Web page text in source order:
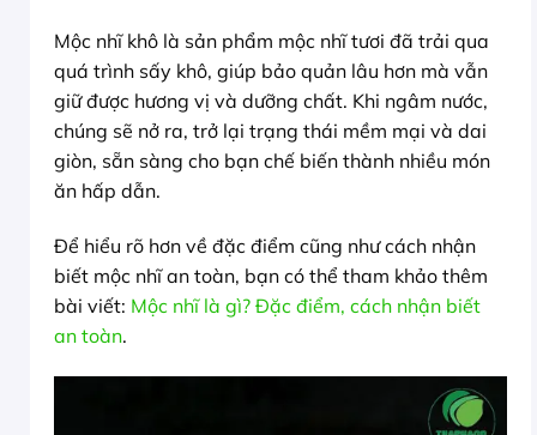
Mộc nhĩ khô là sản phẩm mộc nhĩ tươi đã trải qua
quá trình sấy khô, giúp bảo quản lâu hơn mà vẫn
giữ được hương vị và dưỡng chất. Khi ngâm nước,
chúng sẽ nở ra, trở lại trạng thái mềm mại và dai
giòn, sẵn sàng cho bạn chế biến thành nhiều món
ăn hấp dẫn.
Để hiểu rõ hơn về đặc điểm cũng như cách nhận
biết mộc nhĩ an toàn, bạn có thể tham khảo thêm
bài viết: Mộc nhĩ là gì? Đặc điểm, cách nhận biết
an toàn.